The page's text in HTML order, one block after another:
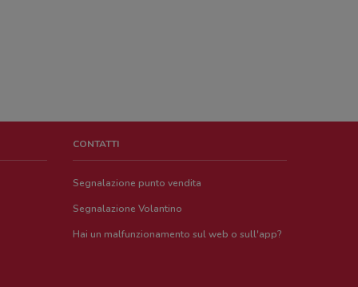
CONTATTI
Segnalazione punto vendita
Segnalazione Volantino
Hai un malfunzionamento sul web o sull'app?